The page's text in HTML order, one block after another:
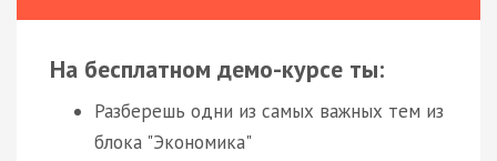
На бесплатном демо-курсе ты:
Разберешь одни из самых важных тем из
блока "Экономика"